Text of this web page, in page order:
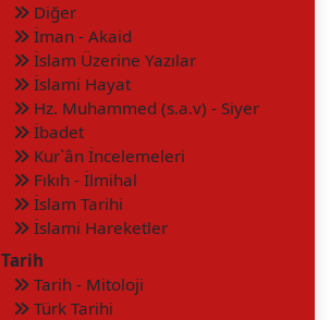
Diğer
İman - Akaid
İslam Üzerine Yazılar
İslami Hayat
Hz. Muhammed (s.a.v) - Siyer
İbadet
Kur`ân İncelemeleri
Fıkıh - İlmihal
İslam Tarihi
İslami Hareketler
Tarih
Tarih - Mitoloji
Türk Tarihi